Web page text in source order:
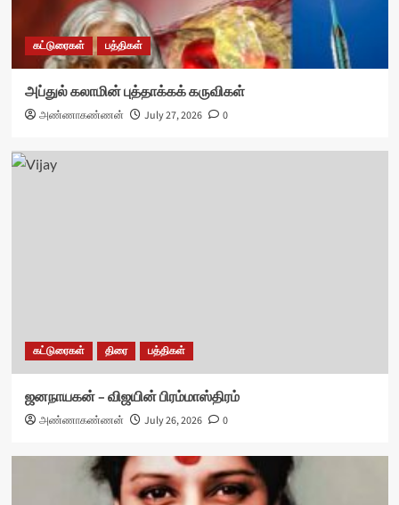
கட்டுரைகள் பத்திகள்
அப்துல் கலாமின் புத்தாக்கக் கருவிகள்
அண்ணாகண்ணன் July 27, 2026 0
கட்டுரைகள் திரை பத்திகள்
ஜனநாயகன் – விஜயின் பிரம்மாஸ்திரம்
அண்ணாகண்ணன் July 26, 2026 0